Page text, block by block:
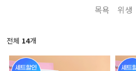
목욕 위생
전체 14개